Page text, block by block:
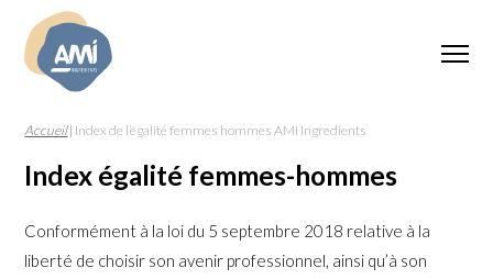
Accueil| Index de l’égalité femmes hommes AMI Ingredients
Index égalité femmes-hommes
Conformément à la loi du 5 septembre 2018 relative à la
liberté de choisir son avenir professionnel, ainsi qu’à son